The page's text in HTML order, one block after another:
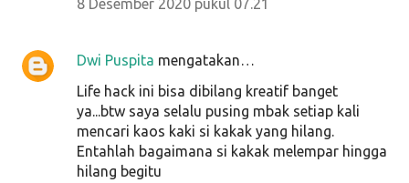
8 Desember 2020 pukul 07.21
Dwi Puspita mengatakan…
Life hack ini bisa dibilang kreatif banget
ya...btw saya selalu pusing mbak setiap kali
mencari kaos kaki si kakak yang hilang.
Entahlah bagaimana si kakak melempar hingga
hilang begitu